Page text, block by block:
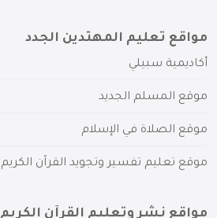
مواقع تعليم المهتدين الجدد
أكاديمية سبيلي
موقع المسلم الجديد
موقع الصلاة في الإسلام
موقع تعليم تفسير وتجويد القرآن الكريم
مواقع نشر وتعليم القرآن الكريم